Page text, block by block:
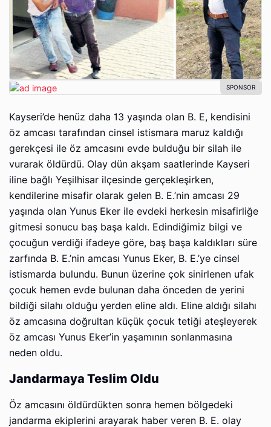
Kayseri’de henüz daha 13 yaşında olan B. E, kendisini
öz amcası tarafından cinsel istismara maruz kaldığı
gerekçesi ile öz amcasını evde bulduğu bir silah ile
vurarak öldürdü. Olay dün akşam saatlerinde Kayseri
iline bağlı Yeşilhisar ilçesinde gerçekleşirken,
kendilerine misafir olarak gelen B. E.’nin amcası 29
yaşında olan Yunus Eker ile evdeki herkesin misafirliğe
gitmesi sonucu baş başa kaldı. Edindiğimiz bilgi ve
çocuğun verdiği ifadeye göre, baş başa kaldıkları süre
zarfında B. E.’nin amcası Yunus Eker, B. E.’ye cinsel
istismarda bulundu. Bunun üzerine çok sinirlenen ufak
çocuk hemen evde bulunan daha önceden de yerini
bildiği silahı olduğu yerden eline aldı. Eline aldığı silahı
öz amcasına doğrultan küçük çocuk tetiği ateşleyerek
öz amcası Yunus Eker’in yaşamının sonlanmasına
neden oldu.
Jandarmaya Teslim Oldu
Öz amcasını öldürdükten sonra hemen bölgedeki
jandarma ekiplerini arayarak haber veren B. E. olay